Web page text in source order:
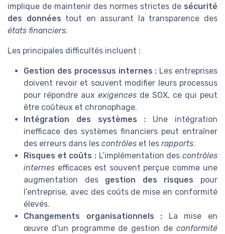
implique de maintenir des normes strictes de sécurité
des données tout en assurant la transparence des
états financiers.
Les principales difficultés incluent :
Gestion des processus internes : Les entreprises
doivent revoir et souvent modifier leurs processus
pour répondre aux exigences de SOX, ce qui peut
être coûteux et chronophage.
Intégration des systèmes : Une intégration
inefficace des systèmes financiers peut entraîner
des erreurs dans les contrôles et les rapports.
Risques et coûts : L’implémentation des contrôles
internes efficaces est souvent perçue comme une
augmentation des gestion des risques pour
l’entreprise, avec des coûts de mise en conformité
élevés.
Changements organisationnels : La mise en
œuvre d'un programme de gestion de conformité